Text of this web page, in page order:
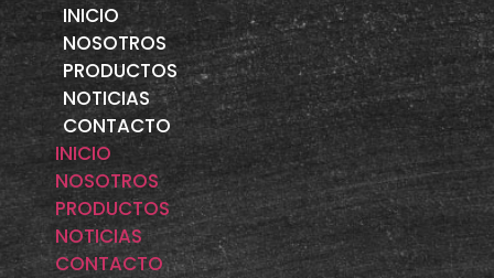
INICIO
NOSOTROS
PRODUCTOS
NOTICIAS
CONTACTO
INICIO
NOSOTROS
PRODUCTOS
NOTICIAS
CONTACTO